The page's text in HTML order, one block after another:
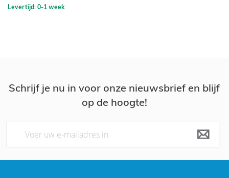
Levertijd: 0-1 week
Schrijf je nu in voor onze nieuwsbrief en blijf
op de hoogte!
Abonneer
op